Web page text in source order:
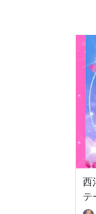
西
テ